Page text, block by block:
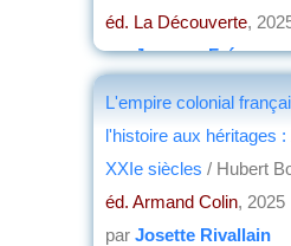
éd. La Découverte,
parJacques Frémeaux
L'empire colonial
l'histoire aux héritages :
XXIe siècles / Hubert
éd. Armand Colin, 2025
par Josette Rivallain